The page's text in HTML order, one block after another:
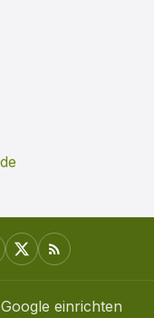
einrichten